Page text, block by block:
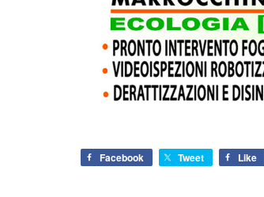
Facebook Tweet Like